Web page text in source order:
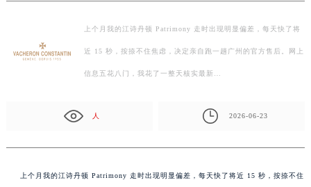
上个月我的江诗丹顿 Patrimony 走时出现明显偏差，每天快了将
近 15 秒，按捺不住焦虑，决定亲自跑一趟广州的官方售后。网上
信息五花八门，我花了一整天核实最新…
人 2026-06-23
上个月我的江诗丹顿 Patrimony 走时出现明显偏差，每天快了将近 15 秒，按捺不住